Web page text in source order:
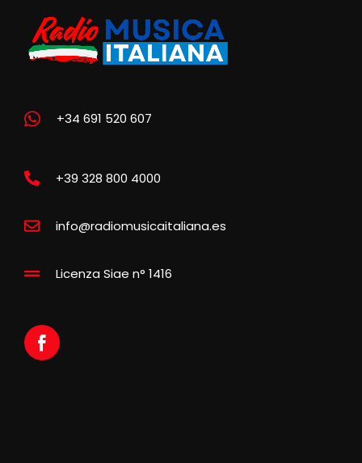
+34 691 520 607
+39 328 800 4000
info@radiomusicaitaliana.es
Licenza Siae n° 1416